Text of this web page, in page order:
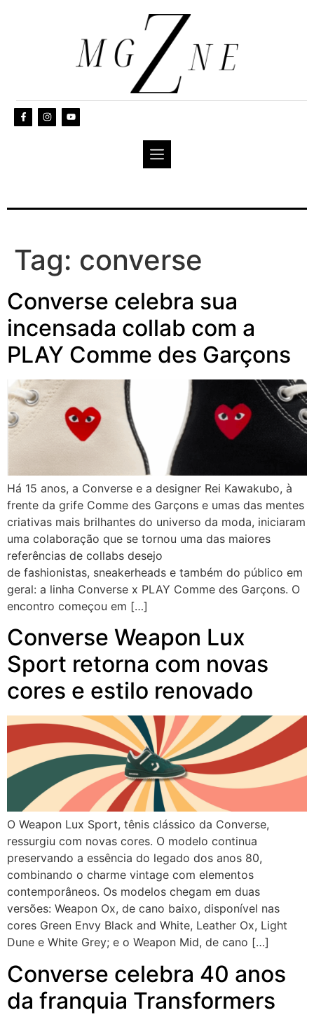
Tag: converse
Converse celebra sua
incensada collab com a
PLAY Comme des Garçons
Há 15 anos, a Converse e a designer Rei Kawakubo, à
frente da grife Comme des Garçons e umas das mentes
criativas mais brilhantes do universo da moda, iniciaram
uma colaboração que se tornou uma das maiores
referências de collabs desejo
de fashionistas, sneakerheads e também do público em
geral: a linha Converse x PLAY Comme des Garçons. O
encontro começou em […]
Converse Weapon Lux
Sport retorna com novas
cores e estilo renovado
O Weapon Lux Sport, tênis clássico da Converse,
ressurgiu com novas cores. O modelo continua
preservando a essência do legado dos anos 80,
combinando o charme vintage com elementos
contemporâneos. Os modelos chegam em duas
versões: Weapon Ox, de cano baixo, disponível nas
cores Green Envy Black and White, Leather Ox, Light
Dune e White Grey; e o Weapon Mid, de cano […]
Converse celebra 40 anos
da franquia Transformers